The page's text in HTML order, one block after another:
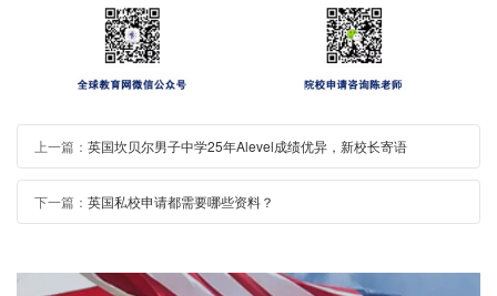
上一篇： 英国坎贝尔男子中学25年Alevel成绩优异，新校长寄语
下一篇： 英国私校申请都需要哪些资料？